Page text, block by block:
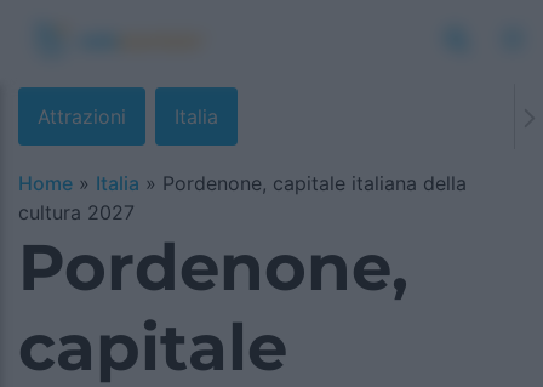
Attrazioni Italia
Home » Italia » Pordenone, capitale italiana della
cultura 2027
Pordenone,
capitale